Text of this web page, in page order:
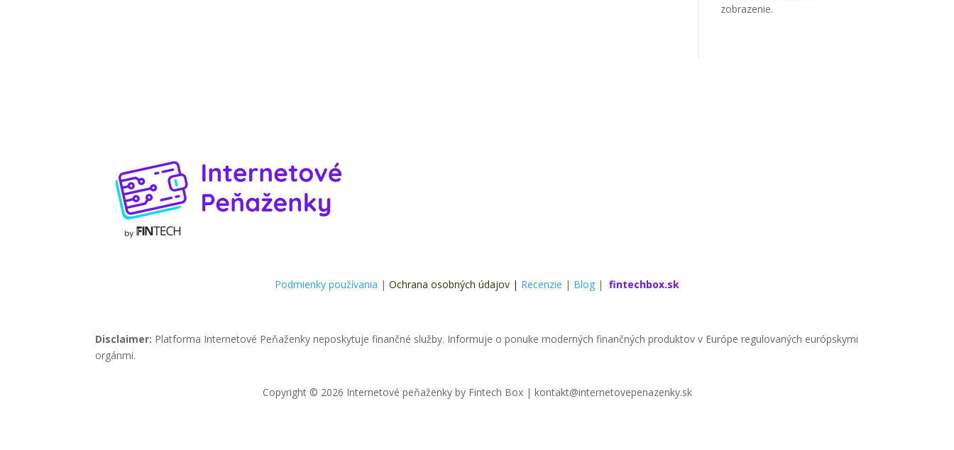
zobrazenie.
Podmienky používania | Ochrana osobných údajov | Recenzie | Blog | fintechbox.sk
Disclaimer: Platforma Internetové Peňaženky neposkytuje finančné služby. Informuje o ponuke moderných finančných produktov v Európe regulovaných európskymi
orgánmi.
Copyright © 2026 Internetové peňaženky by Fintech Box | kontakt@internetovepenazenky.sk